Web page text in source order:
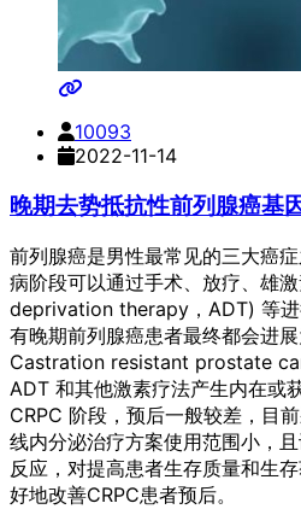
10093
2022-11-14
晚期去势抵抗性前列腺癌基
前列腺癌是男性最常见的三大癌
病阶段可以通过手术、放疗、雄
deprivation therapy，ADT) 等进
有晚期前列腺癌患者最终都会进
Castration resistant prostate
ADT 和其他激素疗法产生内在或
CRPC 阶段，预后一般较差，目
线内分泌治疗方案使用范围小，
反应，对提高患者生存质量和生
好地改善CRPC患者预后。